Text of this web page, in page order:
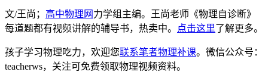
文/王尚； 高中物理网 力学组主编。王尚老师《物理自诊断》
每道题都有视频讲解的辅导书，热卖中。
点击这里了解更多。
孩子学习物理吃力，欢迎您联系笔者物理补课。微信公众号：
teacherws，关注可免费领取物理视频资料。